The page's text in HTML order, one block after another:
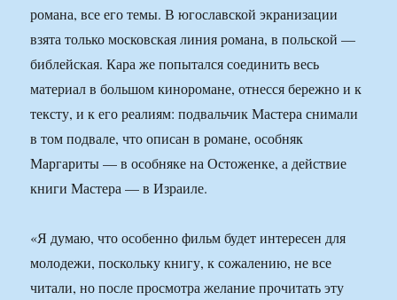
романа, все его темы. В югославской экранизации
взята только московская линия романа, в польской —
библейская. Кара же попытался соединить весь
материал в большом киноромане, отнесся бережно и к
тексту, и к его реалиям: подвальчик Мастера снимали
в том подвале, что описан в романе, особняк
Маргариты — в особняке на Остоженке, а действие
книги Мастера — в Израиле.
«Я думаю, что особенно фильм будет интересен для
молодежи, поскольку книгу, к сожалению, не все
читали, но после просмотра желание прочитать эту